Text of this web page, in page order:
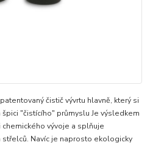
čistič vývrtu hlavně, který si
"čistícího" průmyslu Je výsledkem
vývoje a splňuje
Navíc je naprosto ekologicky